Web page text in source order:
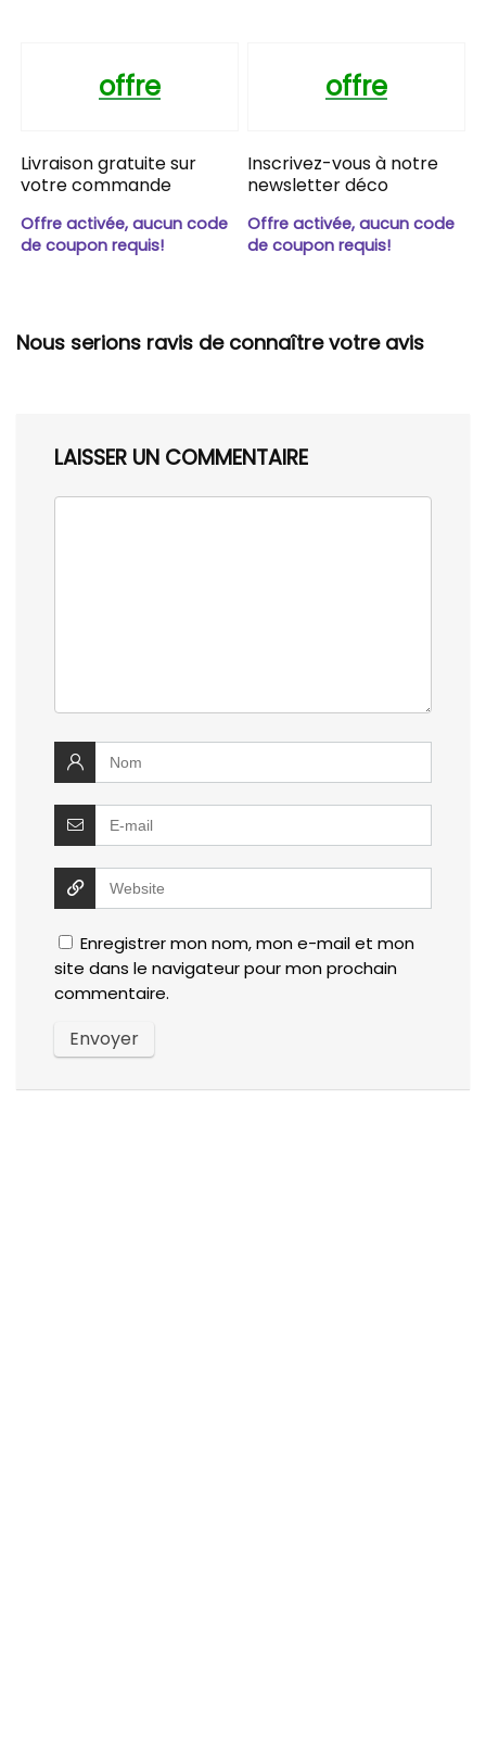
offre
Livraison gratuite sur
votre commande
Offre activée, aucun code
de coupon requis!
offre
Inscrivez-vous à notre
newsletter déco
Offre activée, aucun code
de coupon requis!
Nous serions ravis de connaître votre avis
LAISSER UN COMMENTAIRE
Enregistrer mon nom, mon e-mail et mon
site dans le navigateur pour mon prochain
commentaire.